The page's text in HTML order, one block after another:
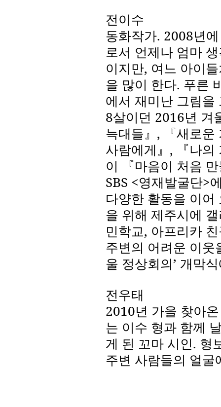
전이수
동화작가. 2008년
로서 언제나 엄마
이지만, 여느 아이
을 많이 한다. 푸른
에서 재미난 그림을
8살이던 2016년 겨
늑대들』 ,
『새로
사람에게』 ,
『나
이 『마음이 처음
SBS <영재발굴단>
다양한 활동을 이어
을 위해 제주시에
민학교, 아프리카
주변의 어려운 이웃
울 정상회의’ 개막
전우태
2010년 가을 찾아
는 이수 형과 함께
게 된 꼬마 시인. 형
주변 사람들의 얼